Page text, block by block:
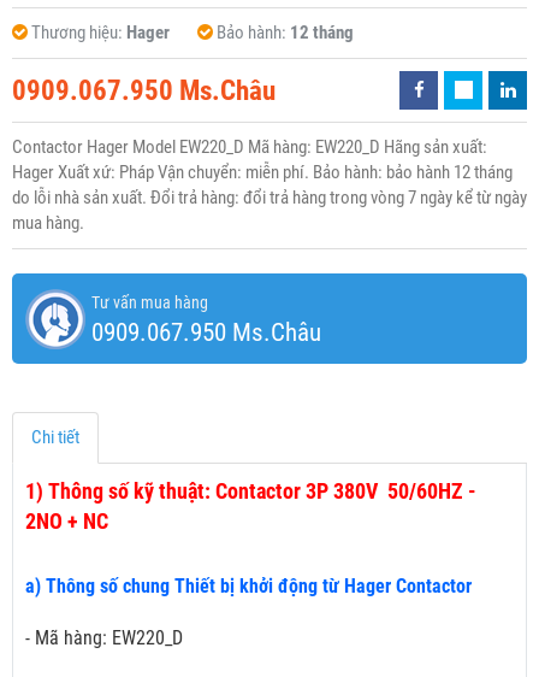
Thương hiệu: Hager Bảo hành: 12 tháng
0909.067.950 Ms.Châu
Contactor Hager Model EW220_D Mã hàng: EW220_D Hãng sản xuất:
Hager Xuất xứ: Pháp Vận chuyển: miễn phí. Bảo hành: bảo hành 12 tháng
do lỗi nhà sản xuất. Đổi trả hàng: đổi trả hàng trong vòng 7 ngày kể từ ngày
mua hàng.
Tư vấn mua hàng
0909.067.950 Ms.Châu
Chi tiết
1) Thông số kỹ thuật: Contactor 3P 380V 50/60HZ -
2NO + NC
a) Thông số chung Thiết bị khởi động từ Hager Contactor
- Mã hàng: EW220_D